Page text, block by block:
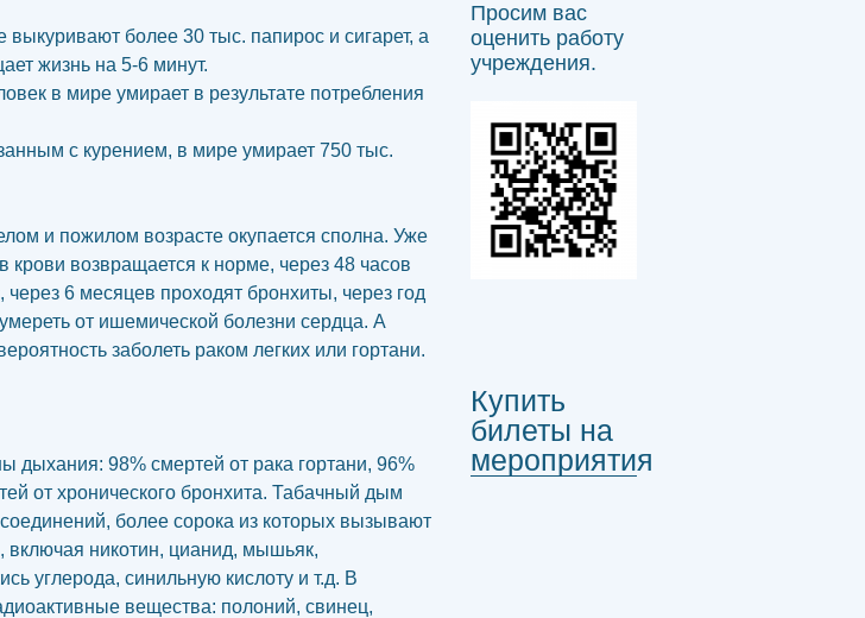
более 30 тыс. папирос и сигарет, а
жизнь на 5-6 минут.
в мире умирает в результате потребления
с курением, в мире умирает 750 тыс.
и пожилом возрасте окупается сполна. Уже
крови возвращается к норме, через 48 часов
через 6 месяцев проходят бронхиты, через год
от ишемической болезни сердца. А
заболеть раком легких или гортани.
дыхания: 98% смертей от рака гортани, 96%
от хронического бронхита. Табачный дым
более сорока из которых вызывают
включая никотин, цианид, мышьяк,
углерода, синильную кислоту и т.д. В
вещества: полоний, свинец,
Просим вас
оценить работу
учреждения.
Купить
билеты на
мероприятия